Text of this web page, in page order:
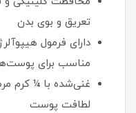
تعریق و بوی بدن
دارای فرمول
مناسب برای
غنی‌شده با ¼ کرم
لطافت پوست